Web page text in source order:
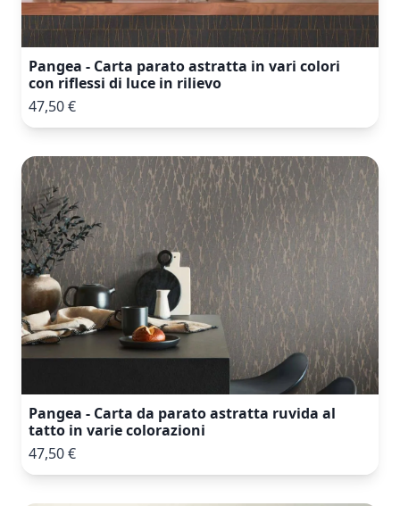
Pangea - Carta parato astratta in vari colori
con riflessi di luce in rilievo
47,50 €
Pangea - Carta da parato astratta ruvida al
tatto in varie colorazioni
47,50 €